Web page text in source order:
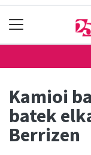
Kamioi
batek
Berrizen